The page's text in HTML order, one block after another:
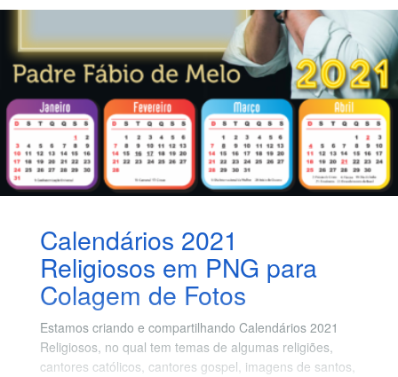
consciência. Para criar sua foto montagem junto a
moldura, basta salvar a moldura que desejar e com um
programa de edição de fotos você faz a montagem
Calendários 2021
Religiosos em PNG para
Colagem de Fotos
Estamos criando e compartilhando Calendários 2021
Religiosos, no qual tem temas de algumas religiões,
cantores católicos, cantores gospel, imagens de santos,